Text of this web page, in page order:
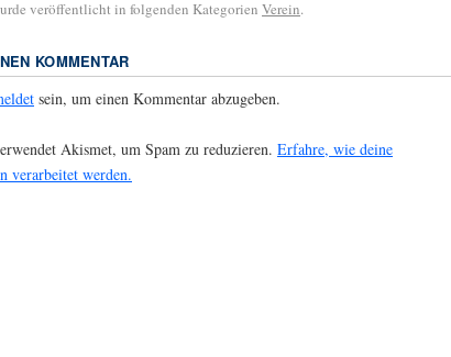
veröffentlicht in folgenden Kategorien Verein.
KOMMENTAR
sein, um einen Kommentar abzugeben.
Akismet, um Spam zu reduzieren. Erfahre, wie deine
verarbeitet werden.